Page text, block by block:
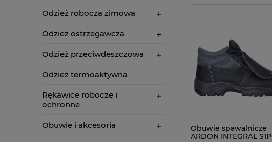
Odzież robocza zimowa
Odzież ostrzegawcza
Odzież przeciwdeszczowa
Odzież termoaktywna
Rękawice robocze i
ochronne
Obuwie i akcesoria
Obuwie spawalnicze
ARDON INTEGRAL S1P